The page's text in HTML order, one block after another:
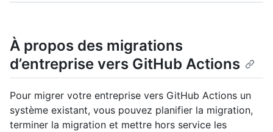
À propos des migrations
d’entreprise vers GitHub Actions
Pour migrer votre entreprise vers GitHub Actions un
système existant, vous pouvez planifier la migration,
terminer la migration et mettre hors service les